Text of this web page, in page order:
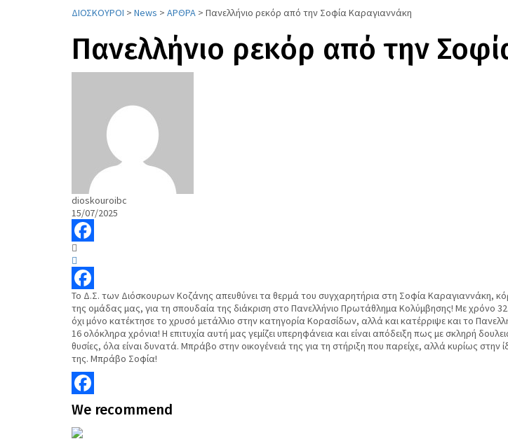
ΔΙΟΣΚΟΥΡΟΙ > News > ΑΡΘΡΑ > Πανελλήνιο ρεκόρ από την Σοφία Καραγιαννάκη
Πανελλήνιο ρεκόρ από την
dioskouroibc
15/07/2025
Facebook
Facebook
Το Δ.Σ. των Διόσκουρων Κοζάνης απευθύνει τα θερμά του συγχαρητήρια στη Σοφία Καραγιαννάκη,
της ομάδας μας, για τη σπουδαία της διάκριση στο Πανελλήνιο Πρωτάθλημα Κολύμβησης! Με χρόνο
όχι μόνο κατέκτησε το χρυσό μετάλλιο στην κατηγορία Κορασίδων, αλλά και κατέρριψε και το
16 ολόκληρα χρόνια! Η επιτυχία αυτή μας γεμίζει υπερηφάνεια και είναι απόδειξη πως με σκληρή
θυσίες, όλα είναι δυνατά. Μπράβο στην οικογένειά της για τη στήριξη που παρείχε, αλλά κυρίως στην
της. Μπράβο Σοφία!
Facebook
We recommend